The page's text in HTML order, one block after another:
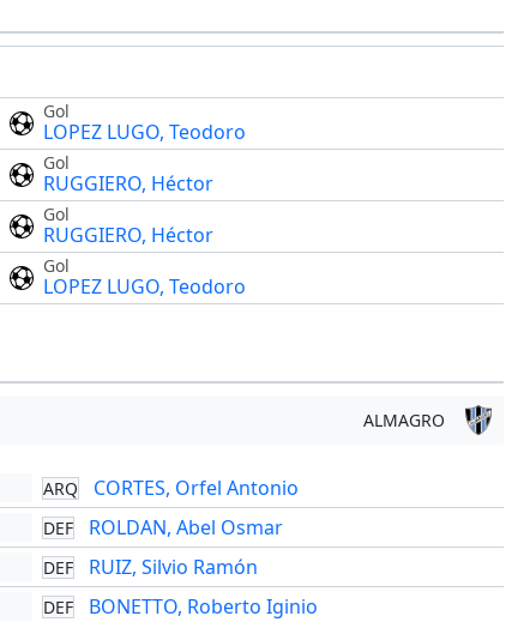
Gol
LOPEZ LUGO, Teodoro
Gol
RUGGIERO, Héctor
Gol
RUGGIERO, Héctor
Gol
LOPEZ LUGO, Teodoro
ALMAGRO
ARQ CORTES, Orfel Antonio
DEF ROLDAN, Abel Osmar
DEF RUIZ, Silvio Ramón
DEF BONETTO, Roberto Iginio